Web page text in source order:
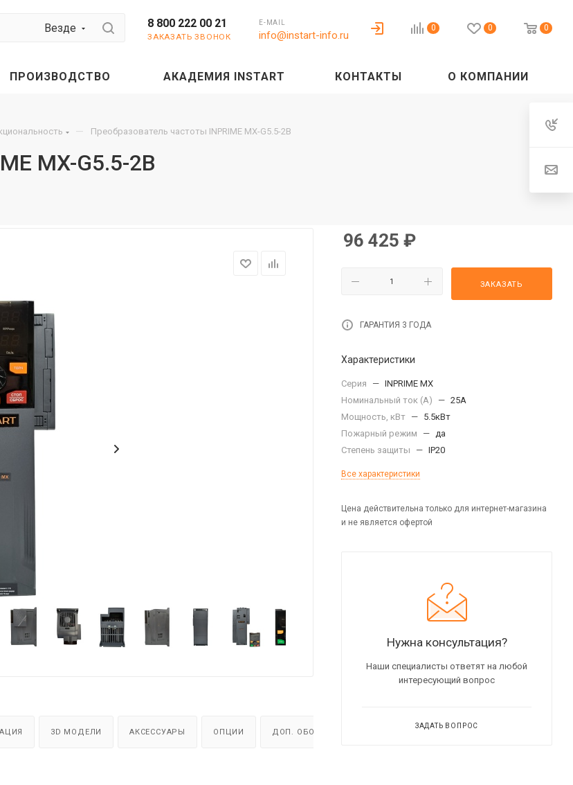
Везде 8 800 222 00 21
ЗАКАЗАТЬ ЗВОНОК
E-MAIL
info@instart-info.ru
0 0 0
ПРОИЗВОДСТВО АКАДЕМИЯ INSTART КОНТАКТЫ О КОМПАНИИ
— Преобразователь частоты INPRIME MX-G5.5-2B
MX-G5.5-2B
3D МОДЕЛИ АКСЕССУАРЫ ОПЦИИ ДОП. ОБОРУДОВАНИЕ ВИДЕО (2)
96 425 ₽
ЗАКАЗАТЬ
ГАРАНТИЯ 3 ГОДА
Характеристики
Серия — INPRIME MX
Номинальный ток (А)
— 25А
Мощность, кВт — 5.5кВт
Пожарный режим
— да
Степень защиты
— IP20
Все характеристики
Цена действительна только для интернет-магазина
и не является офертой
Нужна консультация?
Наши специалисты ответят на любой
интересующий вопрос
ЗАДАТЬ ВОПРОС